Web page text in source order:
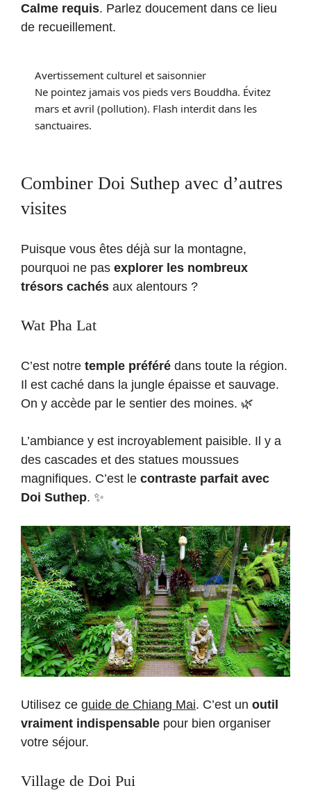
Calme requis. Parlez doucement dans ce lieu
de recueillement.
Avertissement culturel et saisonnier
Ne pointez jamais vos pieds vers Bouddha. Évitez
mars et avril (pollution). Flash interdit dans les
sanctuaires.
Combiner Doi Suthep avec d’autres
visites
Puisque vous êtes déjà sur la montagne,
pourquoi ne pas explorer les nombreux
trésors cachés aux alentours ?
Wat Pha Lat
C’est notre temple préféré dans toute la région.
Il est caché dans la jungle épaisse et sauvage.
On y accède par le sentier des moines. 🌿
L’ambiance y est incroyablement paisible. Il y a
des cascades et des statues moussues
magnifiques. C’est le contraste parfait avec
Doi Suthep. ✨
Utilisez ce guide de Chiang Mai. C’est un outil
vraiment indispensable pour bien organiser
votre séjour.
Village de Doi Pui